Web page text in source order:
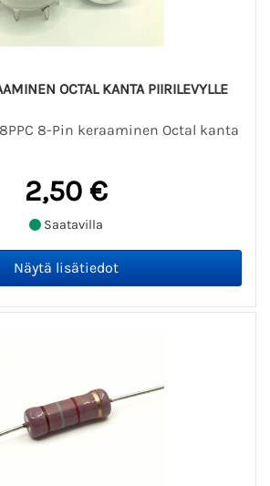
OCTAL KANTA PIIRILEVYLLE
8PPC 8-Pin keraaminen Octal kanta
2,50 €
Saatavilla